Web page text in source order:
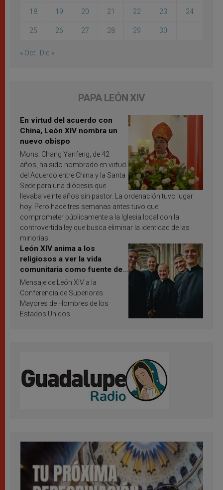
18 19 20 21 22 23 24
25 26 27 28 29 30
« Oct Dic »
PAPA LEÓN XIV
En virtud del acuerdo con
China, León XIV nombra un
nuevo obispo
Mons. Chang Yanfeng, de 42
años, ha sido nombrado en virtud
del Acuerdo entre China y la Santa
Sede para una diócesis que
llevaba veinte años sin pastor. La ordenación tuvo lugar
hoy. Pero hace tres semanas antes tuvo que
comprometer públicamente a la Iglesia local con la
controvertida ley que busca eliminar la identidad de las
minorías.
León XIV anima a los
religiosos a ver la vida
comunitaria como fuente de
inspiración y santificación
Mensaje de León XIV a la
Conferencia de Superiores
Mayores de Hombres de los
Estados Unidos